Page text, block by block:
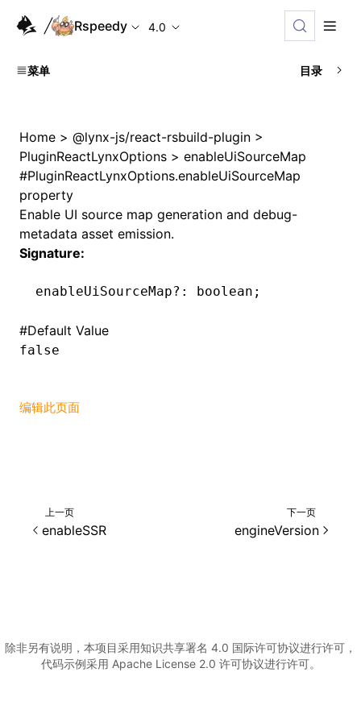
Rspeedy 4.0
菜单 目录
Home > @lynx-js/react-rsbuild-plugin >
PluginReactLynxOptions > enableUiSourceMap
#PluginReactLynxOptions.enableUiSourceMap
property
Enable UI source map generation and debug-
metadata asset emission.
Signature:
enableUiSourceMap?: boolean;
#Default Value
false
编辑此页面
上一页
enableSSR
下一页
engineVersion
除非另有说明，本项目采用知识共享署名 4.0 国际许可协议进行许可，
代码示例采用 Apache License 2.0 许可协议进行许可。